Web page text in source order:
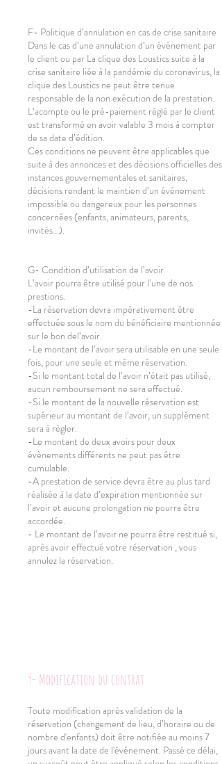
F- Politique d’annulation en cas de crise sanitaire
Dans le cas d’une annulation d’un événement par
le client ou par La clique des Loustics suite à la
crise sanitaire liée à la pandémie du coronavirus, la
clique des Loustics ne peut être tenue
responsable de la non exécution de la prestation.
L’acompte ou le pré-paiement réglé par le client
est transformé en avoir valable 3 mois à compter
de sa date d’édition.
Ces conditions ne peuvent être applicables que
suite à des annonces et des décisions officielles des
instances gouvernementales et sanitaires,
décisions rendant le maintien d’un événement
impossible ou dangereux pour les personnes
concernées (enfants, animateurs, parents,
invités…).
G- Condition d’utilisation de l’avoir
L’avoir pourra être utilisé pour l’une de nos
prestions.
-La réservation devra impérativement être
effectuée sous le nom du bénéficiaire mentionnée
sur le bon del’avoir.
-Le montant de l’avoir sera utilisable en une seule
fois, pour une seule et même réservation.
-Si le montant total de l’avoir n’était pas utilisé,
aucun remboursement ne sera effectué.
-Si le montant de la nouvelle réservation est
supérieur au montant de l’avoir, un supplément
sera à régler.
-Le montant de deux avoirs pour deux
évènements différents ne peut pas être
cumulable.
-A prestation de service devra être au plus tard
réalisée à la date d’expiration mentionnée sur
l’avoir et aucune prolongation ne pourra être
accordée.
- Le montant de l’avoir ne pourra être restitué si,
après avoir effectué votre réservation , vous
annulez la réservation.
9- Modification du contrat
Toute modification après validation de la
réservation (changement de lieu, d’horaire ou de
nombre d'enfants) doit être notifiée au moins 7
jours avant la date de l'événement. Passé ce délai,